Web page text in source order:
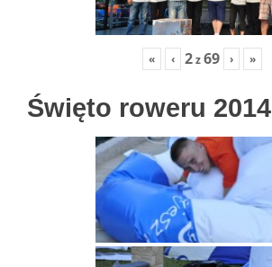
« ‹ 2z69 › »
Święto roweru 2014